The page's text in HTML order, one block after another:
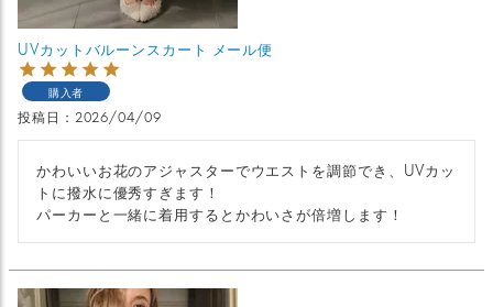
UVカットバルーンスカート メール便
購入者
投稿日 2026/04/09
かわいいお花のアジャスターでウエストを調節でき、UVカッ
トに撥水に優秀すぎます！
パーカーと一緒に着用するとかわいさが倍増します！